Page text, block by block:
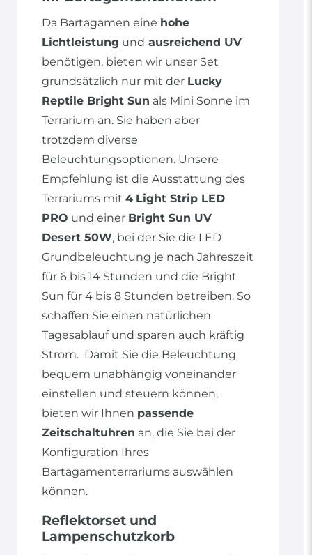
Da Bartagamen eine hohe
Lichtleistung und ausreichend UV
benötigen, bieten wir unser Set
grundsätzlich nur mit der Lucky
Reptile Bright Sun als Mini Sonne im
Terrarium an. Sie haben aber
trotzdem diverse
Beleuchtungsoptionen. Unsere
Empfehlung ist die Ausstattung des
Terrariums mit 4 Light Strip LED
PRO und einer Bright Sun UV
Desert 50W, bei der Sie die LED
Grundbeleuchtung je nach Jahreszeit
für 6 bis 14 Stunden und die Bright
Sun für 4 bis 8 Stunden betreiben. So
schaffen Sie einen natürlichen
Tagesablauf und sparen auch kräftig
Strom. Damit Sie die Beleuchtung
bequem unabhängig voneinander
einstellen und steuern können,
bieten wir Ihnen passende
Zeitschaltuhren an, die Sie bei der
Konfiguration Ihres
Bartagamenterrariums auswählen
können.
Reflektorset und
Lampenschutzkorb